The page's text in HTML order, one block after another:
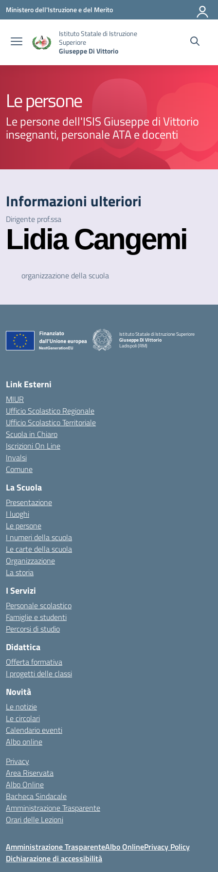
Vai ai contenuti
Vai al menu di navigazione
Vai al footer
Ministero dell'Istruzione e del Merito
Istituto Statale di Istruzione
Superiore
Giuseppe Di Vittorio
Le persone
Le persone dell'ISIS Giuseppe di Vittorio
insegnanti, personale ATA e docenti
Informazioni ulteriori
Dirigente prof.ssa
Lidia Cangemi
organizzazione della scuola
Istituto Statale di Istruzione Superiore
Giuseppe Di Vittorio
Ladispoli (RM)
Link Esterni
MIUR
Ufficio Scolastico Regionale
Ufficio Scolastico Territoriale
Scuola in Chiaro
Iscrizioni On Line
Invalsi
Comune
La Scuola
Presentazione
I luoghi
Le persone
I numeri della scuola
Le carte della scuola
Organizzazione
La storia
I Servizi
Personale scolastico
Famiglie e studenti
Percorsi di studio
Didattica
Offerta formativa
I progetti delle classi
Novità
Le notizie
Le circolari
Calendario eventi
Albo online
Privacy
Area Riservata
Albo Online
Bacheca Sindacale
Amministrazione Trasparente
Orari delle Lezioni
Amministrazione TrasparenteAlbo OnlinePrivacy Policy
Dichiarazione di accessibilità